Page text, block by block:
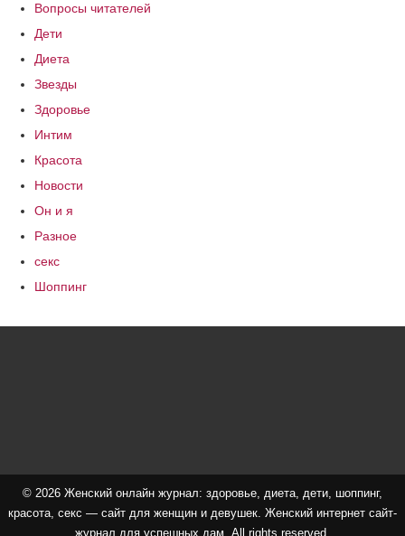
Вопросы читателей
Дети
Диета
Звезды
Здоровье
Интим
Красота
Новости
Он и я
Разное
секс
Шоппинг
© 2026 Женский онлайн журнал: здоровье, диета, дети, шоппинг,
красота, секс — сайт для женщин и девушек. Женский интернет сайт-
журнал для успешных дам. All rights reserved.